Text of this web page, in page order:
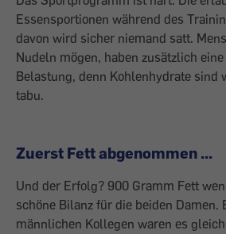
Essensportionen während des
davon wird sicher niemand satt.
Nudeln mögen, haben zusätzlich
Belastung, denn Kohlenhydrate sind
tabu.
Zuerst Fett abgenommen ...
Und der Erfolg? 900 Gramm Fett
schöne Bilanz für die beiden Damen.
männlichen Kollegen waren es